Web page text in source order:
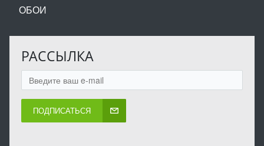
ОБОИ
РАССЫЛКА
ПОДПИСАТЬСЯ